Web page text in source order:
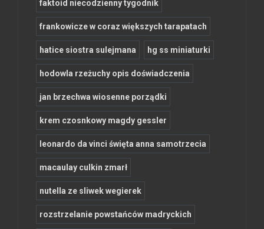
faktoid niecodzienny tygodnik
frankowicze w coraz większych tarapatach
hatice siostra sulejmana hg ss miniaturki
hodowla rzeżuchy opis doświadczenia
jan brzechwa wiosenne porządki
krem czosnkowy magdy gessler
leonardo da vinci święta anna samotrzecia
macaulay culkin zmarł
nutella ze sliwek wegierek
rozstrzelanie powstańców madryckich